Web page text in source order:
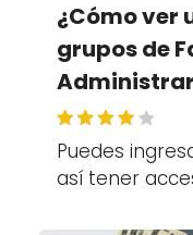
¿Cómo ver
grupos de
Puedes
así tener